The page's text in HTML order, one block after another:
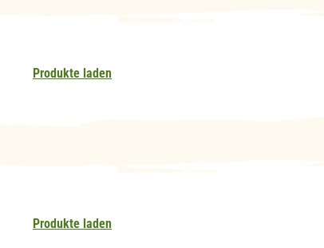
Produkte laden
Produkte laden